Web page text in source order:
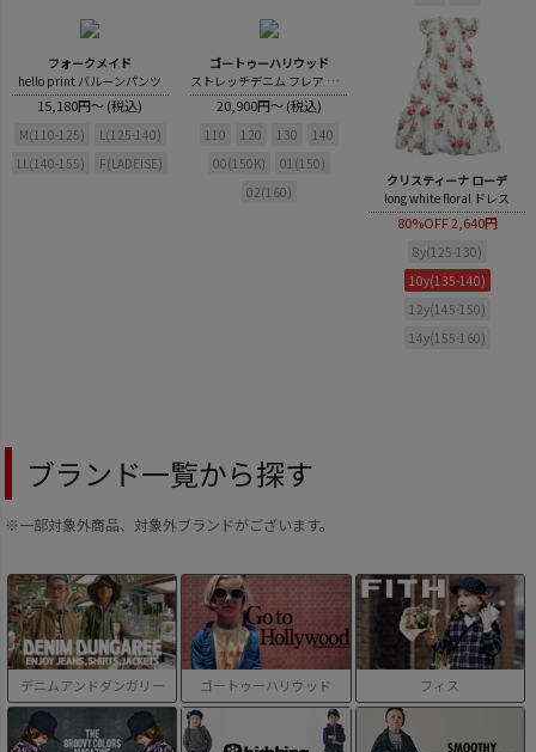
フォークメイド
hello print バルーンパンツ
15,180円～ (税込)
M(110-125)
L(125-140)
LL(140-155)
F(LADEISE)
ゴートゥーハリウッド
ストレッチデニム フレア リメイク PN
20,900円～ (税込)
110 120 130
140
00(150K)
01(150)
02(160)
クリスティーナ ローデ
long white floral ドレス
80%OFF2,640円
8y(125-130)
10y(135-140)
12y(145-150)
14y(155-160)
ブランド一覧から探す
※一部対象外商品、対象外ブランドがございます。
デニムアンドダンガリー ゴートゥーハリウッド フィス